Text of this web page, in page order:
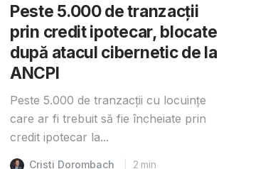
Peste 5.000 de tranzacții
prin credit ipotecar, blocate
după atacul cibernetic de la
ANCPI
Peste 5.000 de tranzacții cu locuințe
care ar fi trebuit să fie încheiate prin
credit ipotecar la...
Cristi Dorombach 2 min